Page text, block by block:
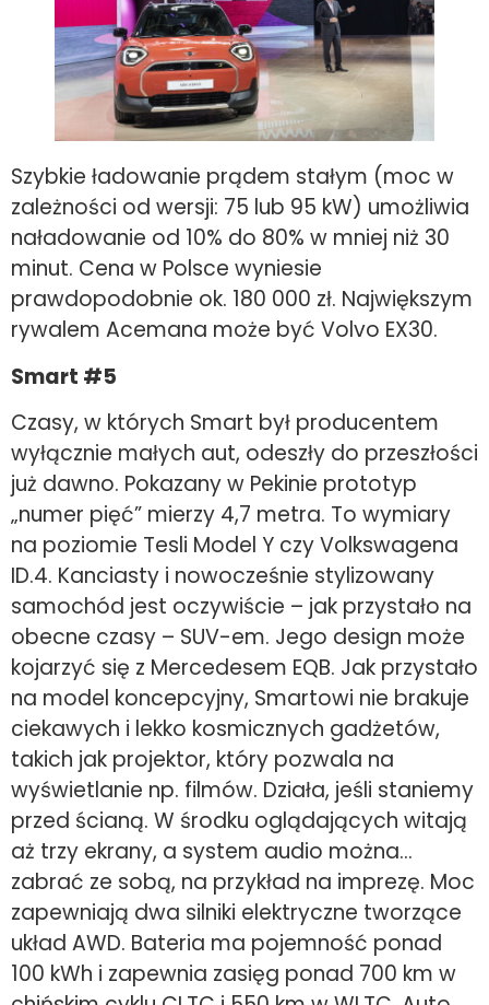
Szybkie ładowanie prądem stałym (moc w
zależności od wersji: 75 lub 95 kW) umożliwia
naładowanie od 10% do 80% w mniej niż 30
minut. Cena w Polsce wyniesie
prawdopodobnie ok. 180 000 zł. Największym
rywalem Acemana może być Volvo EX30.
Smart #5
Czasy, w których Smart był producentem
wyłącznie małych aut, odeszły do przeszłości
już dawno. Pokazany w Pekinie prototyp
„numer pięć” mierzy 4,7 metra. To wymiary
na poziomie Tesli Model Y czy Volkswagena
ID.4. Kanciasty i nowocześnie stylizowany
samochód jest oczywiście – jak przystało na
obecne czasy – SUV-em. Jego design może
kojarzyć się z Mercedesem EQB. Jak przystało
na model koncepcyjny, Smartowi nie brakuje
ciekawych i lekko kosmicznych gadżetów,
takich jak projektor, który pozwala na
wyświetlanie np. filmów. Działa, jeśli staniemy
przed ścianą. W środku oglądających witają
aż trzy ekrany, a system audio można…
zabrać ze sobą, na przykład na imprezę. Moc
zapewniają dwa silniki elektryczne tworzące
układ AWD. Bateria ma pojemność ponad
100 kWh i zapewnia zasięg ponad 700 km w